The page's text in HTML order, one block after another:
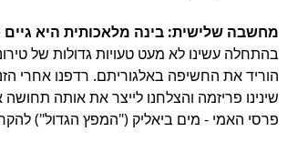
מחשבה שלישית: בינה מלאכותית היא גיים
בהתחלה עשינו לא מעט טעויות גדולות של
הוריד את החשיפה באלגוריתם. רדפנו אחרי
שינינו פריזמה והצלחנו לייצר את אותה
פרסי האמי - מים ביאליק ("המפץ הגדול")